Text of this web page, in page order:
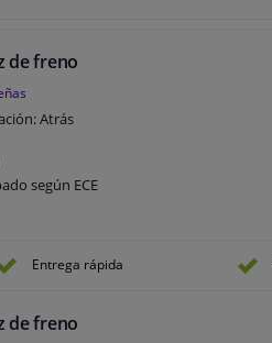
de freno
Atrás
según ECE
Entrega rápida
de freno